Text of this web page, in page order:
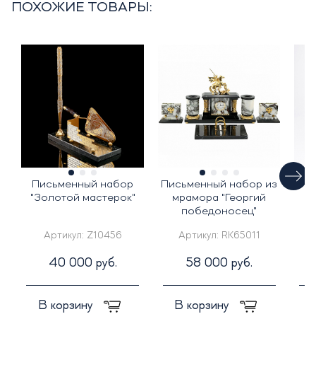
ПОХОЖИЕ ТОВАРЫ:
Письменный набор
"Золотой мастерок"
Артикул: Z10456
40 000 руб.
В корзину
Письменный набор из
мрамора "Георгий
победоносец"
Артикул: RK65011
58 000 руб.
В корзину